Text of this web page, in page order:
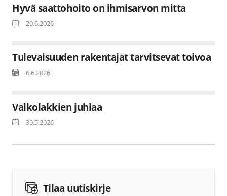
Hyvä saattohoito on ihmisarvon mitta
20.6.2026
Tulevaisuuden rakentajat tarvitsevat toivoa
6.6.2026
Valkolakkien juhlaa
30.5.2026
Tilaa uutiskirje